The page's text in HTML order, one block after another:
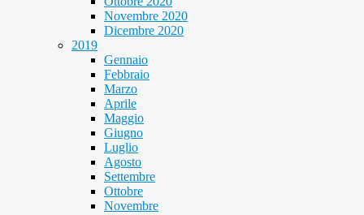
Novembre 2020
Dicembre 2020
2019
Gennaio
Febbraio
Marzo
Aprile
Maggio
Giugno
Luglio
Agosto
Settembre
Ottobre
Novembre